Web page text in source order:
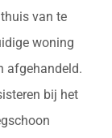
van te
woning
afgehandeld.
bij het